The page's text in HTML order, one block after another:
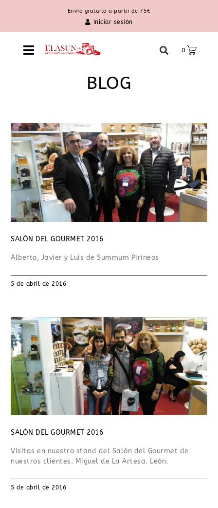
Envío gratuito a partir de 75€
Iniciar sesión
0
BLOG
SALÓN DEL GOURMET 2016
Alberto, Javier y Luis de Summum Pirineos
5 de abril de 2016
SALÓN DEL GOURMET 2016
Visitas en nuestro stand del Salón del Gourmet de
nuestros clientes. Miguel de La Artesa. León.
5 de abril de 2016